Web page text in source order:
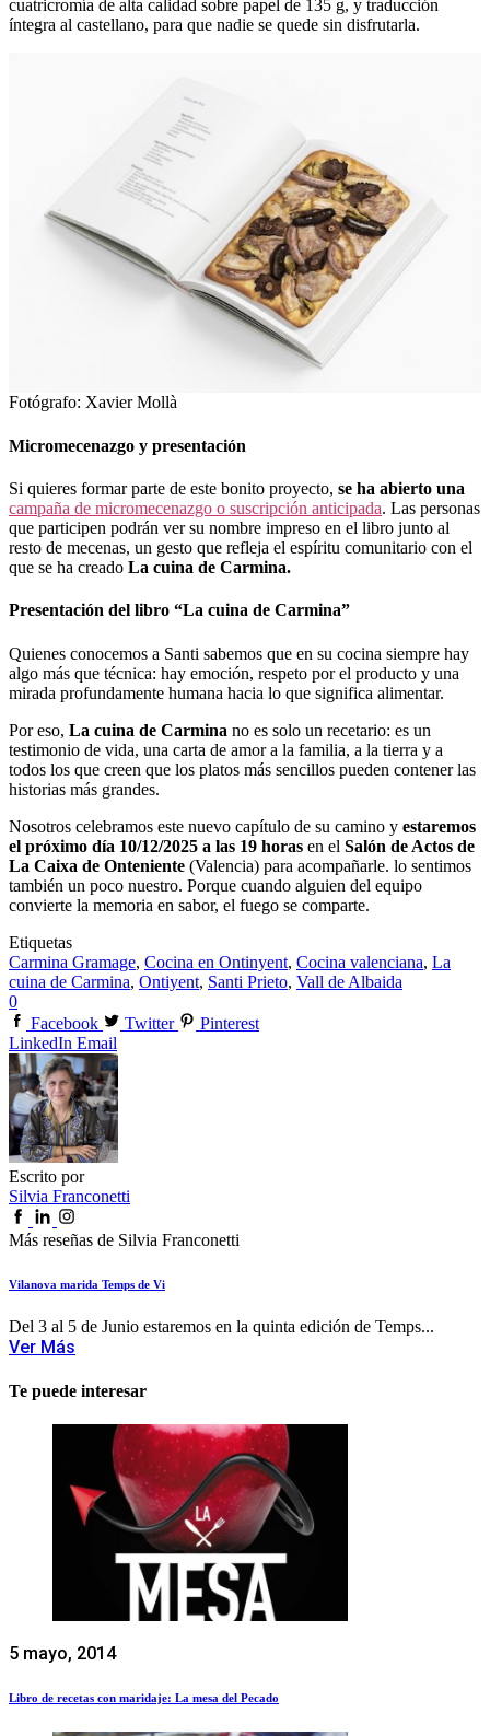
cuatricromía de alta calidad sobre papel de 135 g, y traducción
íntegra al castellano, para que nadie se quede sin disfrutarla.
Fotógrafo: Xavier Mollà
Micromecenazgo y presentación
Si quieres formar parte de este bonito proyecto, se ha abierto una
campaña de micromecenazgo o suscripción anticipada. Las personas
que participen podrán ver su nombre impreso en el libro junto al
resto de mecenas, un gesto que refleja el espíritu comunitario con el
que se ha creado La cuina de Carmina.
Presentación del libro “La cuina de Carmina”
Quienes conocemos a Santi sabemos que en su cocina siempre hay
algo más que técnica: hay emoción, respeto por el producto y una
mirada profundamente humana hacia lo que significa alimentar.
Por eso, La cuina de Carmina no es solo un recetario: es un
testimonio de vida, una carta de amor a la familia, a la tierra y a
todos los que creen que los platos más sencillos pueden contener las
historias más grandes.
Nosotros celebramos este nuevo capítulo de su camino y estaremos
el próximo día 10/12/2025 a las 19 horas en el Salón de Actos de
La Caixa de Onteniente (Valencia) para acompañarle. lo sentimos
también un poco nuestro. Porque cuando alguien del equipo
convierte la memoria en sabor, el fuego se comparte.
Etiquetas
Carmina Gramage, Cocina en Ontinyent, Cocina valenciana, La
cuina de Carmina, Ontiyent, Santi Prieto, Vall de Albaida
0
Facebook
Twitter
Pinterest
LinkedIn Email
Escrito por
Silvia Franconetti
Más reseñas de Silvia Franconetti
Vilanova marida Temps de Vi
Del 3 al 5 de Junio estaremos en la quinta edición de Temps...
Ver Más
Te puede interesar
5 mayo, 2014
Libro de recetas con maridaje: La mesa del Pecado